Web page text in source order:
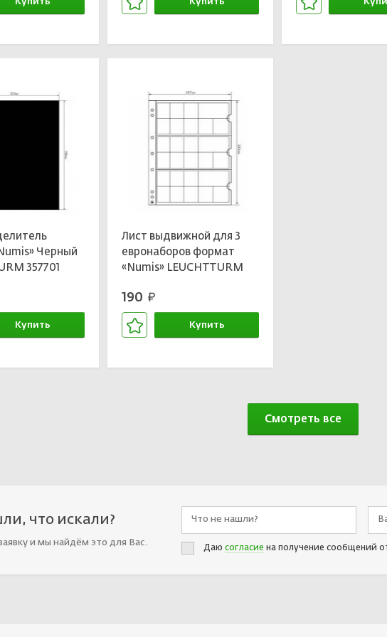
Черный
357701
Купить
Лист выдвижной для 3
евронаборов формат
«Numis» LEUCHTTURM
190 руб.
Купить
Смотреть все
что искали?
и мы найдём это для Вас.
Даю согласие на получение сообщений